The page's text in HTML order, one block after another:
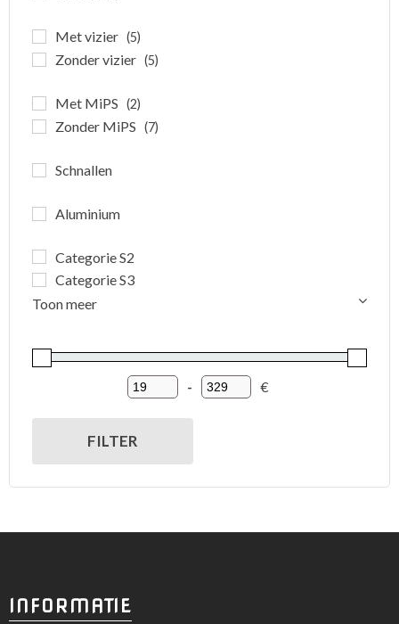
Met vizier (5)
Zonder vizier (5)
Met MiPS (2)
Zonder MiPS (7)
Schnallen
Aluminium
Categorie S2
Categorie S3
Toon meer
Minimum Price
-
Maximum Price
€
FILTER
INFORMATIE